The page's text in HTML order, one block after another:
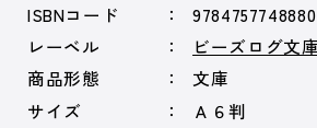
ISBNコード
9784757748880
レーベル
ビーズログ文庫
商品形態
文庫
サイズ
Ａ６判